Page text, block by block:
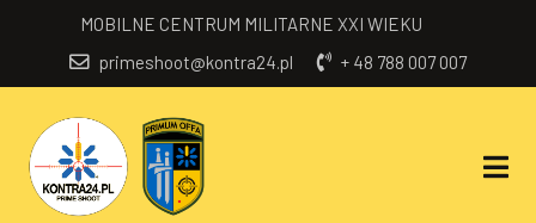
MOBILNE CENTRUM MILITARNE XXI WIEKU
primeshoot@kontra24.pl
+ 48 788 007 007